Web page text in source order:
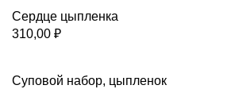
Сердце цыпленка
310,00 ₽
Суповой набор, цыпленок